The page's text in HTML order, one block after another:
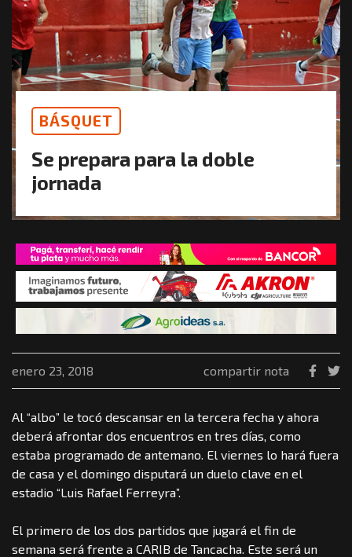
BÁSQUET
Se prepara para la doble
jornada
enero 23, 2018 compartir nota
Al “albo” le tocó descansar en la tercera fecha y ahora
deberá afrontar dos encuentros en tres días, como
estaba programado de antemano. El viernes lo hará fuera
de casa y el domingo disputará un duelo clave en el
estadio “Luis Rafael Ferreyra”.
El primero de los dos partidos que jugará el fin de
semana será frente a CARIB de Tancacha. Este será un